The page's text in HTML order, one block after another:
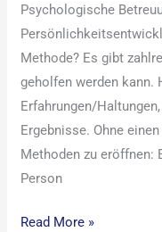
Psychologische
Methode? Es gibt
geholfen werden kann.
Erfahrungen/
Ergebnisse. Ohne
Methoden zu eröffnen:
Person
Read More »